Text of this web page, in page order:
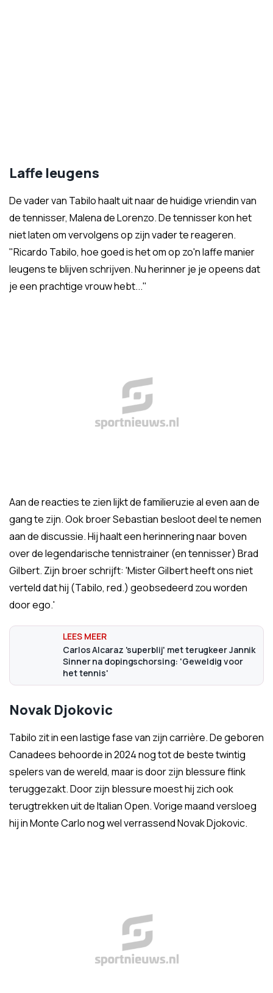
Laffe leugens
De vader van Tabilo haalt uit naar de huidige vriendin van
de tennisser, Malena de Lorenzo. De tennisser kon het
niet laten om vervolgens op zijn vader te reageren.
"Ricardo Tabilo, hoe goed is het om op zo'n laffe manier
leugens te blijven schrijven. Nu herinner je je opeens dat
je een prachtige vrouw hebt..."
Aan de reacties te zien lijkt de familieruzie al even aan de
gang te zijn. Ook broer Sebastian besloot deel te nemen
aan de discussie. Hij haalt een herinnering naar boven
over de legendarische tennistrainer (en tennisser) Brad
Gilbert. Zijn broer schrijft: 'Mister Gilbert heeft ons niet
verteld dat hij (Tabilo, red.) geobsedeerd zou worden
door ego.'
Carlos Alcaraz 'superblij' met terugkeer Jannik
Sinner na dopingschorsing: 'Geweldig voor
het tennis'
Novak Djokovic
Tabilo zit in een lastige fase van zijn carrière. De geboren
Canadees behoorde in 2024 nog tot de beste twintig
spelers van de wereld, maar is door zijn blessure flink
teruggezakt. Door zijn blessure moest hij zich ook
terugtrekken uit de Italian Open. Vorige maand versloeg
hij in Monte Carlo nog wel verrassend Novak Djokovic.